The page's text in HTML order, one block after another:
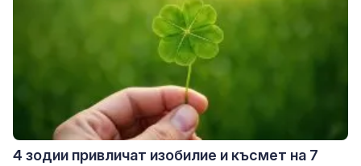
4 зодии привличат изобилие и късмет на 7